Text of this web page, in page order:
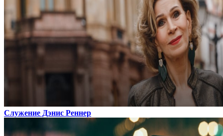
Служение Дэнис Реннер